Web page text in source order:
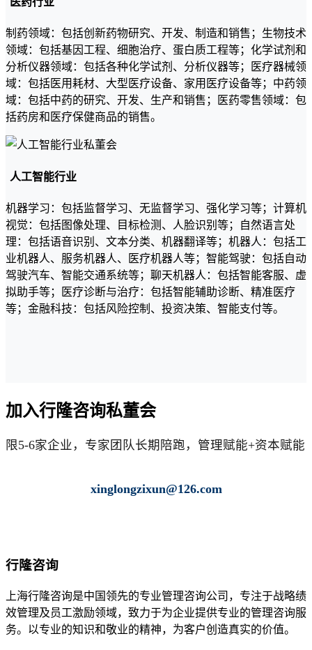
制药领域：包括创新药物研究、开发、制造和销售；生物技术
领域：包括基因工程、细胞治疗、蛋白质工程等；化学试剂和
分析仪器领域：包括各种化学试剂、分析仪器等；医疗器械领
域：包括医用耗材、大型医疗设备、家用医疗设备等；中药领
域：包括中药的研究、开发、生产和销售；医药零售领域：包
括药房和医疗保健商品的销售。
人工智能行业
机器学习：包括监督学习、无监督学习、强化学习等；计算机
视觉：包括图像处理、目标检测、人脸识别等；自然语言处
理：包括语音识别、文本分类、机器翻译等；机器人：包括工
业机器人、服务机器人、医疗机器人等；智能驾驶：包括自动
驾驶汽车、智能交通系统等；聊天机器人：包括智能客服、虚
拟助手等；医疗诊断与治疗：包括智能辅助诊断、精准医疗
等；金融科技：包括风险控制、投资决策、智能支付等。
加入行隆咨询私董会
限5-6家企业，专家团队长期陪跑，管理赋能+资本赋能
xinglongzixun@126.com
行隆咨询
上海行隆咨询是中国领先的专业管理咨询公司，专注于战略绩
效管理及员工激励领域，致力于为企业提供专业的管理咨询服
务。以专业的知识和敬业的精神，为客户创造真实的价值。